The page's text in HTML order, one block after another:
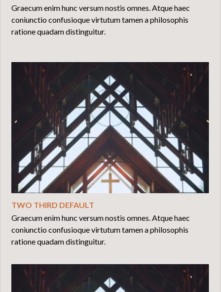
Graecum enim hunc versum nostis omnes. Atque haec
coniunctio confusioque virtutum tamen a philosophis
ratione quadam distinguitur.
TWO THIRD DEFAULT
Graecum enim hunc versum nostis omnes. Atque haec
coniunctio confusioque virtutum tamen a philosophis
ratione quadam distinguitur.